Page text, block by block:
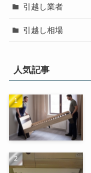
引越し業者
引越し相場
人気記事